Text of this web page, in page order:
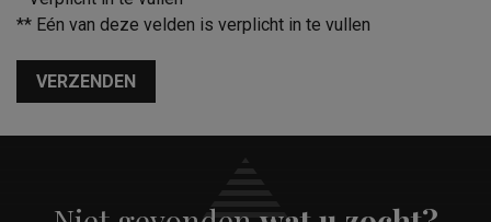
** Eén van deze velden is verplicht in te vullen
VERZENDEN